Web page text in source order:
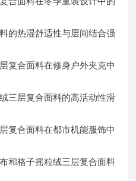
的热湿舒适性与层间结合强
复合面料在修身户外夹克中
三层复合面料的高活动性滑
复合面料在都市机能服饰中
和格子摇粒绒三层复合面料